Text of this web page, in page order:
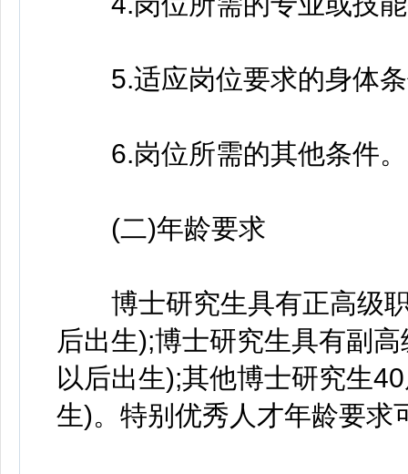
5.适应岗位要求的身体条
6.岗位所需的其他条件。
(二)年龄要求
博士研究生具有正高级职
后出生);博士研究生具有副
以后出生);其他博士研究生
生)。特别优秀人才年龄要求